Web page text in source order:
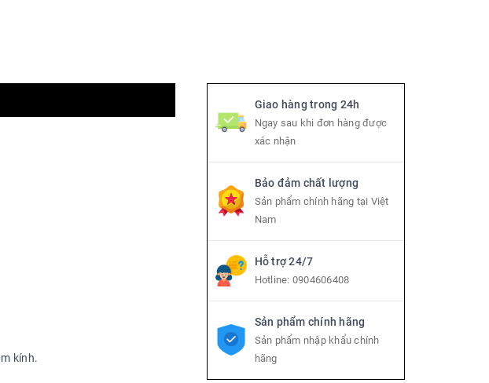
kính.
Giao hàng trong 24h
Ngay sau khi đơn hàng được
xác nhận
Bảo đảm chất lượng
Sản phẩm chính hãng tại Việt
Nam
Hỗ trợ 24/7
Hotline: 0904606408
Sản phẩm chính hãng
Sản phẩm nhập khẩu chính
hãng